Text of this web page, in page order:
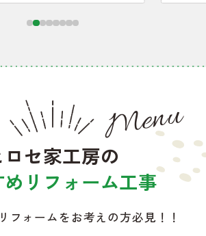
Menu
ロセ家工房の
リフォーム工事
フォームをお考えの方必見！！